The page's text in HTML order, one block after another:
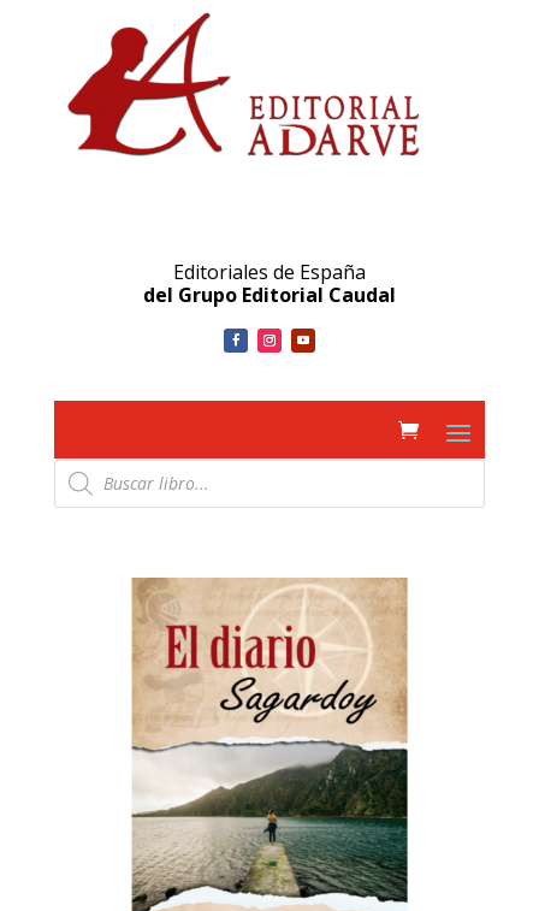
Editoriales de España
del Grupo Editorial Caudal
Búsqueda
de
productos